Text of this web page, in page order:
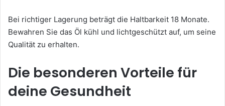
Bei richtiger Lagerung beträgt die Haltbarkeit 18 Monate.
Bewahren Sie das Öl kühl und lichtgeschützt auf, um seine
Qualität zu erhalten.
Die besonderen Vorteile für
deine Gesundheit